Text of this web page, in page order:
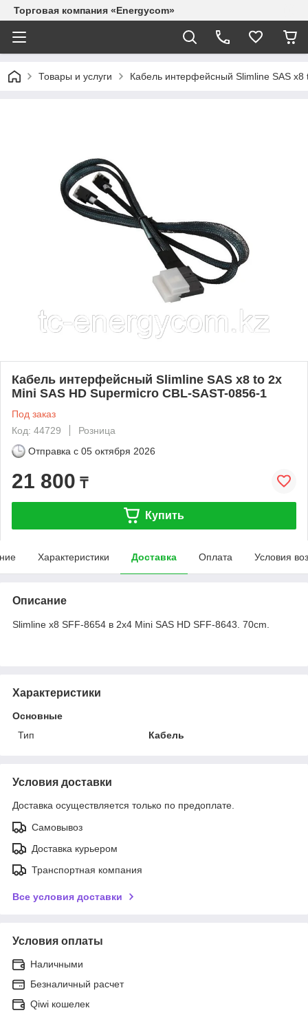
Торговая компания «Energycom»
Товары и услуги Кабель интерфейсный Slimline SAS
Кабель интерфейсный Slimline SAS x8 to 2x
Mini SAS HD Supermicro CBL-SAST-0856-1
Под заказ
Код: 44729
Розница
Отправка с 05 октября 2026
21 800 ₸
Купить
Характеристики Доставка Оплата Условия
Описание
Slimline x8 SFF-8654 в 2x4 Mini SAS HD SFF-8643. 70cm.
Характеристики
Основные
Тип
Кабель
Условия доставки
Доставка осуществляется только по предоплате.
Самовывоз
Доставка курьером
Транспортная компания
Все условия доставки
Условия оплаты
Наличными
Безналичный расчет
Qiwi кошелек